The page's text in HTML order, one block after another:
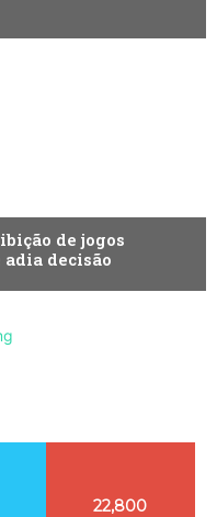
de jogos
decisão
22,800